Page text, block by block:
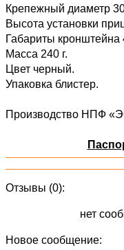
Крепежный диаметр
Высота установки
Габариты
Масса 240 г.
Цвет черный.
Упаковка блистер.
Производство НПФ
Отзывы (0):
нет
Новое сообщение: